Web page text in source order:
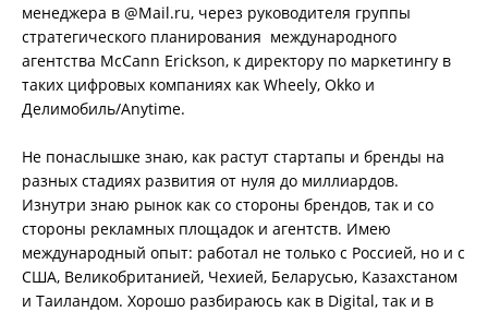
менеджера в @Mail.ru, через руководителя группы
стратегического планирования международного
агентства McCann Erickson, к директору по маркетингу в
таких цифровых компаниях как Wheely, Okko и
Делимобиль/Anytime.
Не понаслышке знаю, как растут стартапы и бренды на
разных стадиях развития от нуля до миллиардов.
Изнутри знаю рынок как со стороны брендов, так и со
стороны рекламных площадок и агентств. Имею
международный опыт: работал не только с Россией, но и с
США, Великобританией, Чехией, Беларусью, Казахстаном
и Таиландом. Хорошо разбираюсь как в Digital, так и в